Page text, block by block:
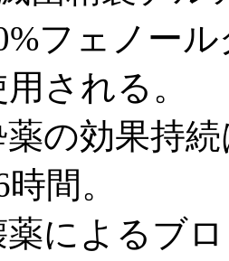
フェノー
される。
薬の効果持
間。
によるブ